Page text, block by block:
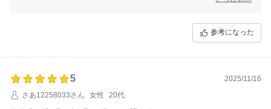
参考になった
5
2025/11/16
さあ12258033さん
女性
20代